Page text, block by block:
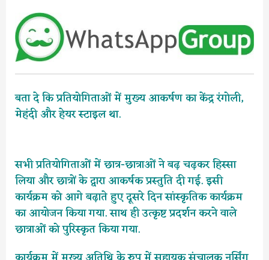
बता दे कि प्रतियोगिताओं में मुख्य आकर्षण का केंद्र रंगोली,
मेहंदी और हेयर स्टाइल था.
सभी प्रतियोगिताओं में छात्र-छात्राओं ने बढ़ चढ़कर हिस्सा
लिया और छात्रों के द्वारा आकर्षक प्रस्तुति दी गई. इसी
कार्यक्रम को आगे बढ़ाते हुए दूसरे दिन सांस्कृतिक कार्यक्रम
का आयोजन किया गया. साथ ही उत्कृष्ट प्रदर्शन करने वाले
छात्राओं को पुरिस्कृत किया गया.